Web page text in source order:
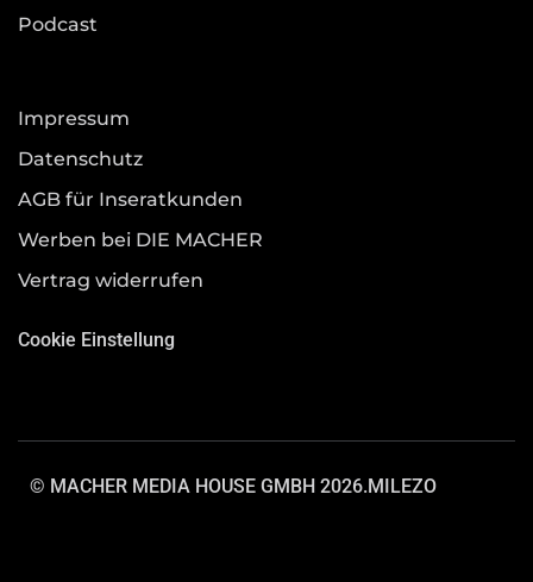
Podcast
Impressum
Datenschutz
AGB für Inseratkunden
Werben bei DIE MACHER
Vertrag widerrufen
Cookie Einstellung
© MACHER MEDIA HOUSE GMBH 2026.MILEZO